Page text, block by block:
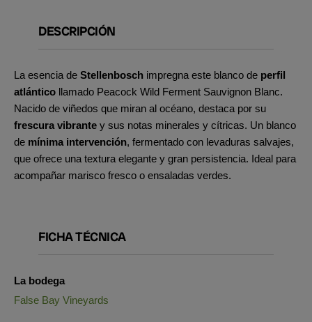
DESCRIPCIÓN
La esencia de Stellenbosch impregna este blanco de perfil
atlántico llamado Peacock Wild Ferment Sauvignon Blanc.
Nacido de viñedos que miran al océano, destaca por su
frescura vibrante y sus notas minerales y cítricas. Un blanco
de mínima intervención, fermentado con levaduras salvajes,
que ofrece una textura elegante y gran persistencia. Ideal para
acompañar marisco fresco o ensaladas verdes.
FICHA TÉCNICA
La bodega
False Bay Vineyards